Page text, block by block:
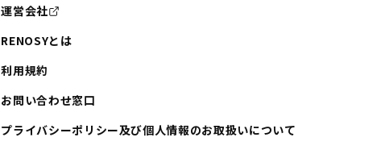
運営会社
RENOSYとは
利用規約
お問い合わせ窓口
プライバシーポリシー及び個人情報のお取扱いについて